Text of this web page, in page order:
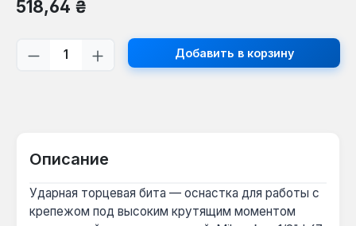
Обычная цена:
518,64 ₴
Количество продукта: введите
Добавить в корзину
Описание
Ударная торцевая бита — оснастка для работы с
крепежом под высоким крутящим моментом